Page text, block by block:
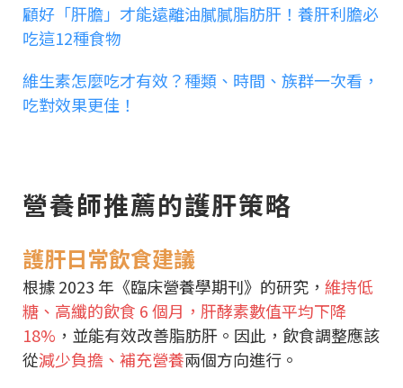
顧好「肝膽」才能遠離油膩膩脂肪肝！養肝利膽必
吃這12種食物
維生素怎麼吃才有效？種類、時間、族群一次看，
吃對效果更佳！
營養師推薦的護肝策略
護肝日常飲食建議
根據 2023 年《臨床營養學期刊》的研究， 維持低
糖、高纖的飲食 6 個月，肝酵素數值平均下降
18% ，並能有效改善脂肪肝。因此，飲食調整應該
從減少負擔、補充營養兩個方向進行。